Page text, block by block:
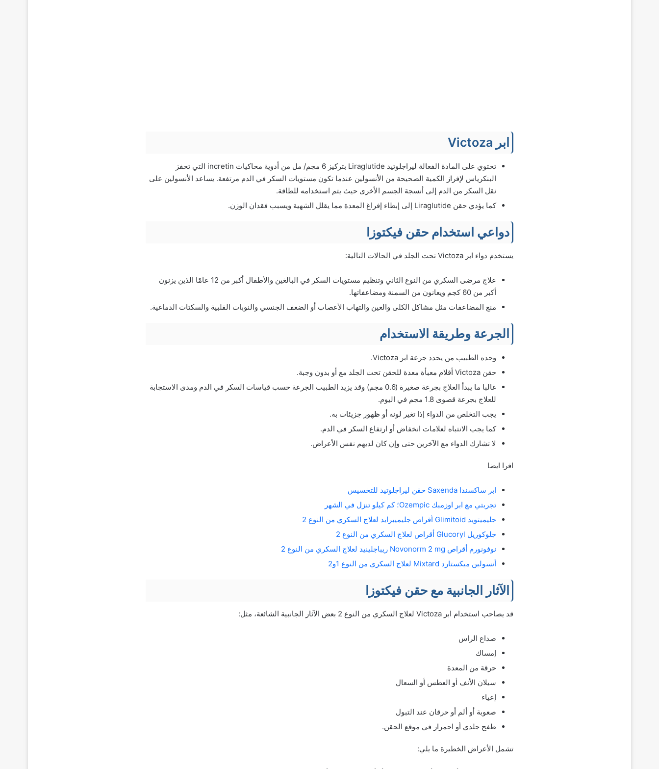
ابر Victoza
تحتوي على المادة الفعالة ليراجلوتيد Liraglutide بتركيز 6 مجم/ مل من أدوية محاكيات incretin التي تحفز
البنكرياس لإفراز الكمية الصحيحة من الأنسولين عندما تكون مستويات السكر في الدم مرتفعة. يساعد الأنسولين على
نقل السكر من الدم إلى أنسجة الجسم الأخرى حيث يتم استخدامه للطاقة.
كما يؤدي حقن Liraglutide إلى إبطاء إفراغ المعدة مما يقلل الشهية ويسبب فقدان الوزن.
دواعي استخدام حقن فيكتوزا
يستخدم دواء ابر Victoza تحت الجلد في الحالات التالية:
علاج مرضى السكري من النوع الثاني وتنظيم مستويات السكر في البالغين والأطفال أكبر من 12 عامًا الذين يزنون
أكبر من 60 كجم ويعانون من السمنة ومضاعفاتها.
منع المضاعفات مثل مشاكل الكلى والعين والتهاب الأعصاب أو الضعف الجنسي والنوبات القلبية والسكتات الدماغية.
الجرعة وطريقة الاستخدام
وحده الطبيب من يحدد جرعة ابر Victoza.
حقن Victoza أقلام معبأة معدة للحقن تحت الجلد مع أو بدون وجبة.
غالبا ما يبدأ العلاج بجرعة صغيرة (0.6 مجم) وقد يزيد الطبيب الجرعة حسب قياسات السكر في الدم ومدى الاستجابة
للعلاج بجرعة قصوى 1.8 مجم في اليوم.
يجب التخلص من الدواء إذا تغير لونه أو ظهور جزيئات به.
كما يجب الانتباه لعلامات انخفاض أو ارتفاع السكر في الدم.
لا تشارك الدواء مع الآخرين حتى وإن كان لديهم نفس الأعراض.
اقرا ايضا
ابر ساكسندا Saxenda حقن ليراجلوتيد للتخسيس
تجربتي مع ابر اوزمبك Ozempic؛ كم كيلو تنزل في الشهر
جليميتويد Glimitoid أقراص جليميبرايد لعلاج السكري من النوع 2
جلوكوريل Glucoryl أقراص لعلاج السكري من النوع 2
نوفونورم أقراص Novonorm 2 mg ريباجلينيد لعلاج السكري من النوع 2
أنسولين ميكستارد Mixtard لعلاج السكري من النوع 1و2
الآثار الجانبية مع حقن فيكتوزا
قد يصاحب استخدام ابر Victoza لعلاج السكري من النوع 2 بعض الآثار الجانبية الشائعة، مثل:
صداع الراس
إمساك
حرقة من المعدة
سيلان الأنف أو العطس أو السعال
إعياء
صعوبة أو ألم أو حرقان عند التبول
طفح جلدي أو احمرار في موقع الحقن.
تشمل الأعراض الخطيرة ما يلي: